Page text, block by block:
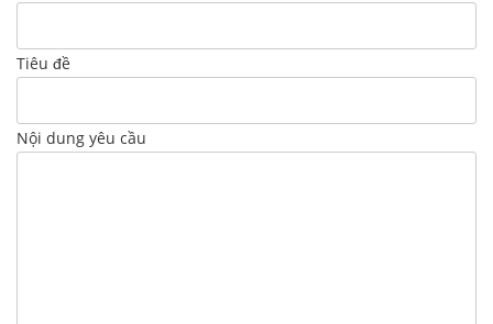
Tiêu đề
Nội dung yêu cầu